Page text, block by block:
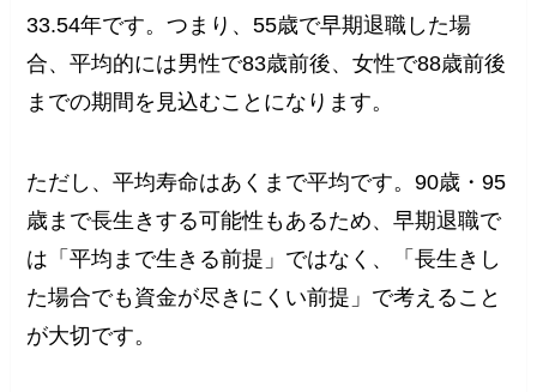
33.54年です。つまり、55歳で早期退職した場
合、平均的には男性で83歳前後、女性で88歳前後
までの期間を見込むことになります。
ただし、平均寿命はあくまで平均です。90歳・95
歳まで長生きする可能性もあるため、早期退職で
は「平均まで生きる前提」ではなく、「長生きし
た場合でも資金が尽きにくい前提」で考えること
が大切です。